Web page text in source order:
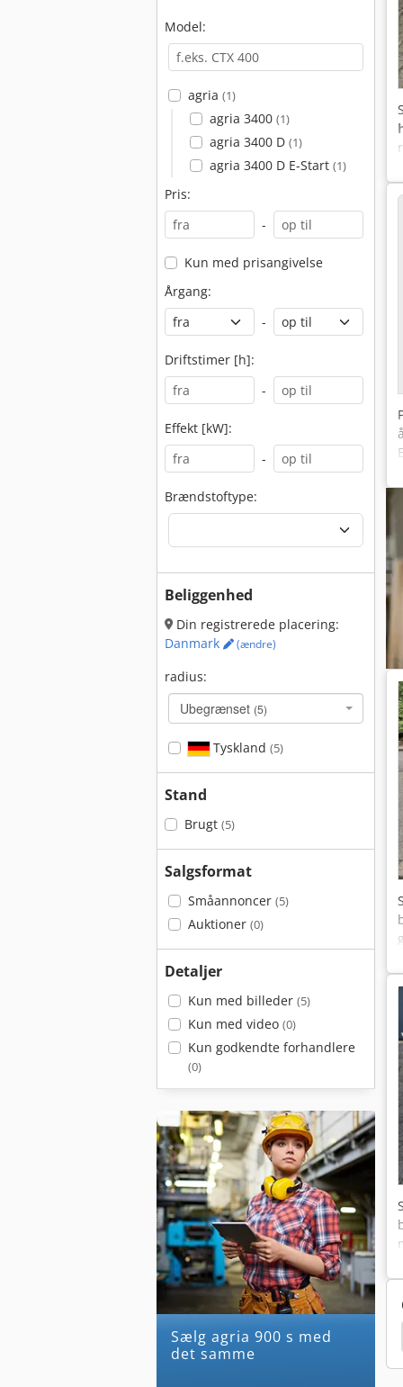
Model:
agria (1)
agria 3400 (1)
agria 3400 D (1)
agria 3400 D E-Start (1)
Pris:
-
Kun med prisangivelse
Årgang:
-
Driftstimer [h]:
-
Effekt [kW]:
-
Brændstoftype:
Beliggenhed
Din registrerede placering:
Danmark
(ændre)
radius:
Ubegrænset (5)
Tyskland (5)
Stand
Brugt (5)
Salgsformat
Småannoncer (5)
Auktioner (0)
Detaljer
Kun med billeder (5)
Kun med video (0)
Kun godkendte forhandlere
(0)
Sælg agria 900 s med
det samme
Echo Plæneklipper Plejl Plæneklipper